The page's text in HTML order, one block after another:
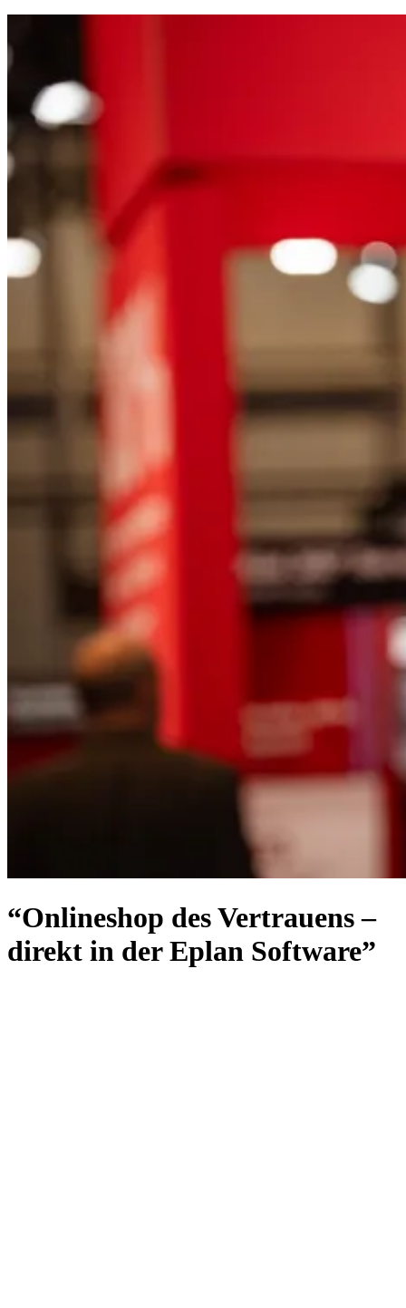
“Onlineshop des Vertrauens –
direkt in der Eplan Software”